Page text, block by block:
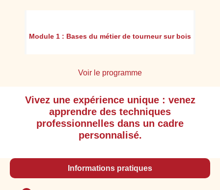
Module 1 : Bases du métier de tourneur sur bois
Appréhender l'environnement professionnel
ainsi que l'organisation du travail, en
respectant les consignes d’hygiène et de
technique
Décoder un dessin technique, un plan
Voir le programme
Vivez une expérience unique : venez
apprendre des techniques
professionnelles dans un cadre
personnalisé.
Informations pratiques